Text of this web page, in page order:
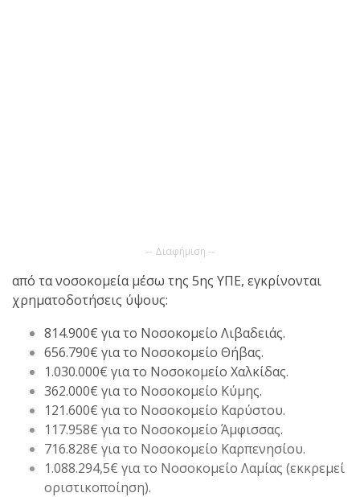
-- Διαφήμιση --
από τα νοσοκομεία μέσω της 5ης ΥΠΕ, εγκρίνονται
χρηματοδοτήσεις ύψους:
814.900€ για το Νοσοκομείο Λιβαδειάς.
656.790€ για το Νοσοκομείο Θήβας.
1.030.000€ για το Νοσοκομείο Χαλκίδας.
362.000€ για το Νοσοκομείο Κύμης.
121.600€ για το Νοσοκομείο Καρύστου.
117.958€ για το Νοσοκομείο Άμφισσας.
716.828€ για το Νοσοκομείο Καρπενησίου.
1.088.294,5€ για το Νοσοκομείο Λαμίας (εκκρεμεί
οριστικοποίηση).